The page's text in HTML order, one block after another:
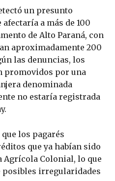
un presunto
a más de 100
de Alto Paraná, con
aproximadamente 200
las denuncias, los
promovidos por una
denominada
no estaría registrada
los pagarés
que ya habían sido
Agrícola Colonial, lo que
posibles irregularidades